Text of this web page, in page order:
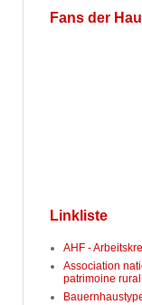
Fans der
Linkliste
AHF -
Association
patrimoine